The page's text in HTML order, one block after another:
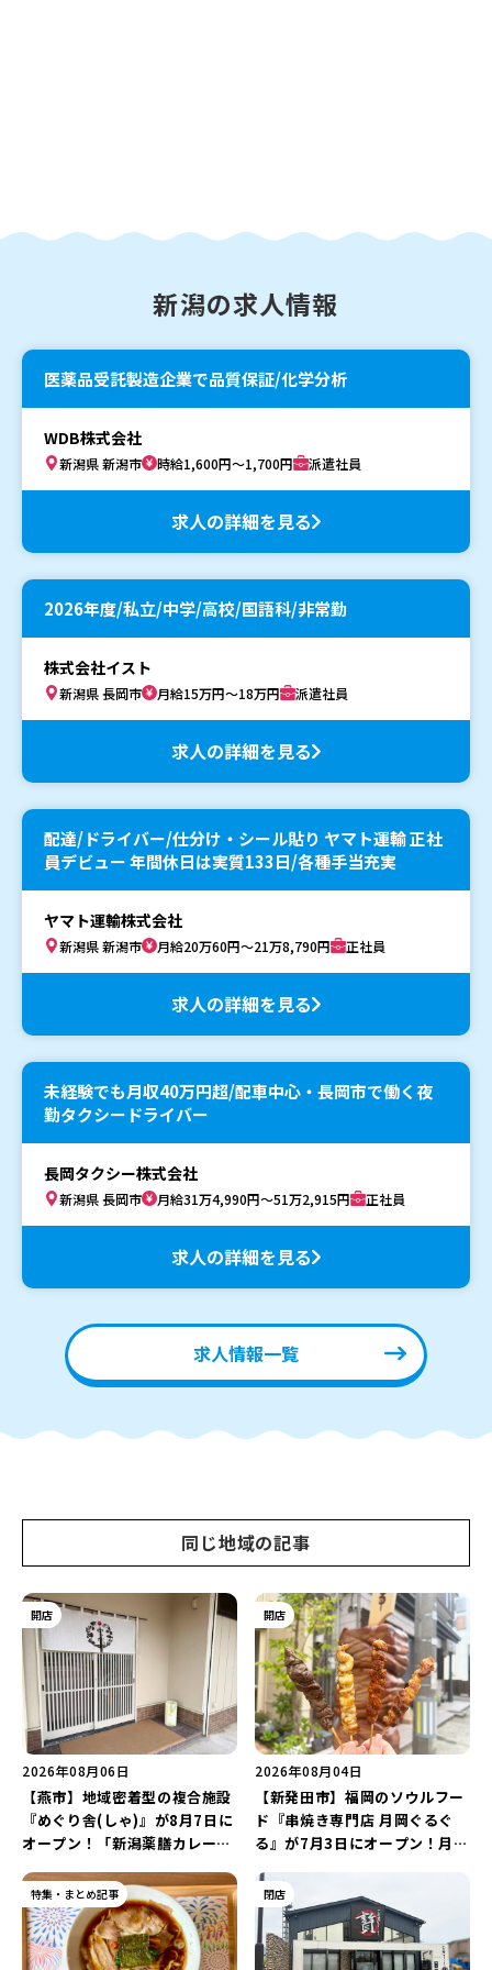
新潟の求人情報
医薬品受託製造企業で品質保証/化学分析
WDB株式会社
新潟県 新潟市 時給1,600円～1,700円 派遣社員
求人の詳細を見る
2026年度/私立/中学/高校/国語科/非常勤
株式会社イスト
新潟県 長岡市 月給15万円～18万円 派遣社員
求人の詳細を見る
配達/ドライバー/仕分け・シール貼り ヤマト運輸 正社
員デビュー 年間休日は実質133日/各種手当充実
ヤマト運輸株式会社
新潟県 新潟市 月給20万60円～21万8,790円 正社員
求人の詳細を見る
未経験でも月収40万円超/配車中心・長岡市で働く夜
勤タクシードライバー
長岡タクシー株式会社
新潟県 長岡市 月給31万4,990円～51万2,915円 正社員
求人の詳細を見る
求人情報一覧
同じ地域の記事
開店
2026年08月06日
【燕市】地域密着型の複合施設
『めぐり舎(しゃ)』が8月7日に
オープン！「新潟薬膳カレー
メニューや漆喰アートを楽しも
う♪
開店
2026年08月04日
【新発田市】福岡のソウルフー
ド『串焼き専門店 月岡ぐるぐ
る』が7月3日にオープン！月岡
材を使ったぐるぐる串焼き」を
堪能しよう♪
特集・まとめ記事 閉店